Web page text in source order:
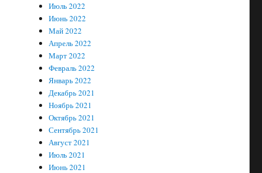
Июль 2022
Июнь 2022
Май 2022
Апрель 2022
Март 2022
Февраль 2022
Январь 2022
Декабрь 2021
Ноябрь 2021
Октябрь 2021
Сентябрь 2021
Август 2021
Июль 2021
Июнь 2021